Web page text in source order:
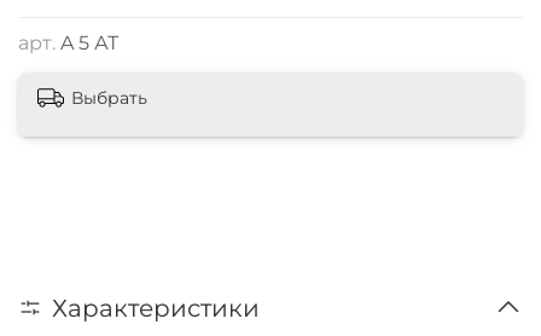
арт. A 5 АТ
Выбрать
Характеристики